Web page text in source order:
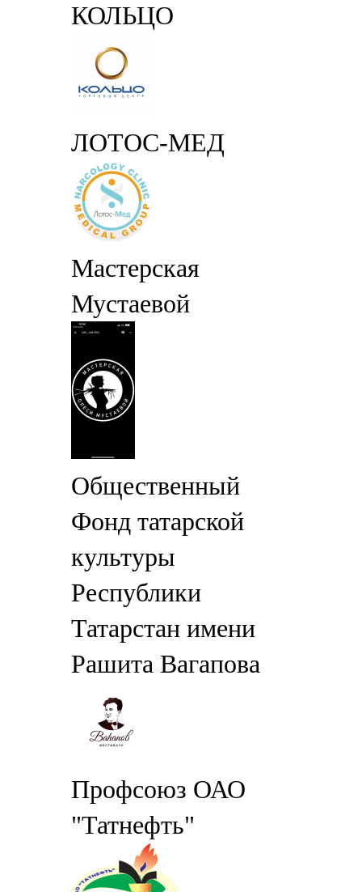
КОЛЬЦО
ЛОТОС-МЕД
Мастерская
Мустаевой
Общественный
Фонд татарской
культуры
Республики
Татарстан имени
Рашита Вагапова
Профсоюз ОАО
"Татнефть"